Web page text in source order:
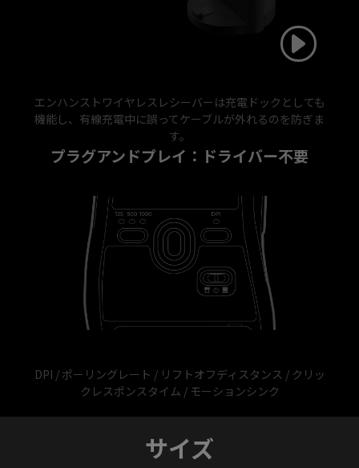
エンハンストワイヤレスレシーバーは充電ドックとしても
機能し、有線充電中に誤ってケーブルが外れるのを防ぎま
す。
プラグアンドプレイ：ドライバー不要
DPI / ポーリングレート / リフトオフディスタンス / クリッ
クレスポンスタイム / モーションシンク
サイズ